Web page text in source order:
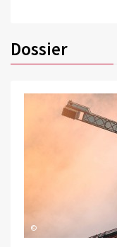
Dossier
©